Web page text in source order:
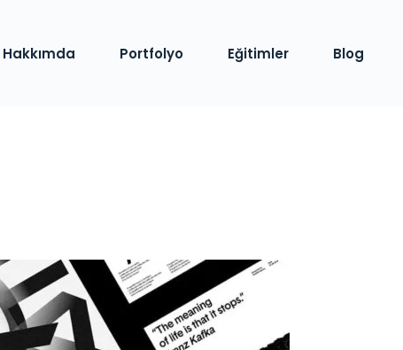
Hakkımda Portfolyo Eğitimler Blog